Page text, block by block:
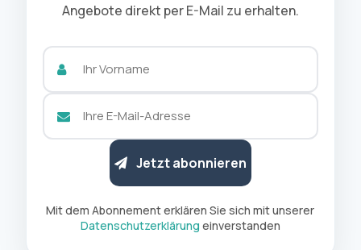
Angebote direkt per E-Mail zu erhalten.
Jetzt abonnieren
Mit dem Abonnement erklären Sie sich mit unserer
Datenschutzerklärung einverstanden